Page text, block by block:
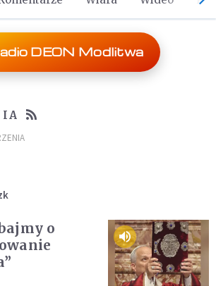
DEON Modlitwa
o